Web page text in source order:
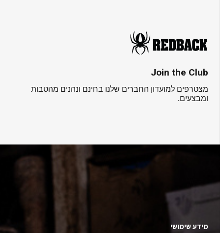
Join the Club
מצטרפים למועדון החברים שלנו בחינם ונהנים מהטבות
ומבצעים.
מידע שימושי